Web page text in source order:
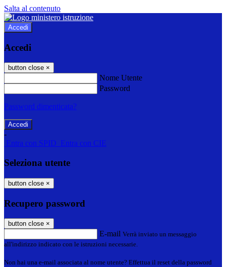
Salta al contenuto
Accedi
Accedi
button close ×
Nome Utente
Password
Password dimenticata?
-
Entra con SPID Entra con CIE
Seleziona utente
button close ×
Recupero password
button close ×
E-mail Verrà inviato un messaggio
all'indirizzo indicato con le istruzioni necessarie.
Non hai una e-mail associata al nome utente? Effettua il reset della password